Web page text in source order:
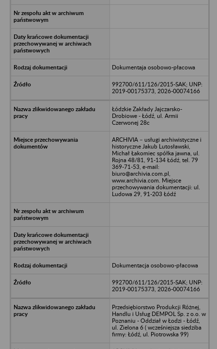
Dokumentaja osobowo-płacowa
992700/611/126/2015-SAK; UNP:
2019-00175373, 2026-00074166
Łódzkie Zakłady Jajczarsko-
Drobiowe - Łódź, ul. Armii
Czerwonej 28c
ARCHIVIA – usługi archiwistyczne i
historyczne Jakub Lutosławski,
Michał Łakomiec spółka jawna, ul.
Rojna 48/81, 91-134 Łódź, tel. 79
369-71-53, e-mail:
biuro@archivia.com.pl,
www.archivia.com. Miejsce
przechowywania dokumentacji: ul.
Ludowa 29, 91-203 Łódź
Dokumentacja osobowo-płacowa
992700/611/126/2015-SAK; UNP:
2019-00175373, 2026-00074166
Przedsiębiorstwo Produkcji Różnej,
Handlu i Usług DEMPOL Sp. z o.o. w
Poznaniu - Oddział w Łodzi - Łódź,
ul. Zielona 6 ( wcześniejsza siedziba
firmy: Łódź, ul. Piotrowska 99)